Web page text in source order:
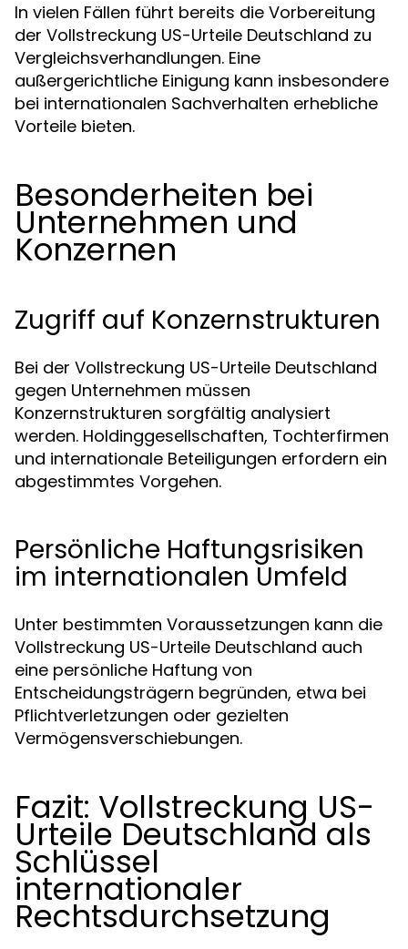
In vielen Fällen führt bereits die Vorbereitung
der Vollstreckung US-Urteile Deutschland zu
Vergleichsverhandlungen. Eine
außergerichtliche Einigung kann insbesondere
bei internationalen Sachverhalten erhebliche
Vorteile bieten.
Besonderheiten bei
Unternehmen und
Konzernen
Zugriff auf Konzernstrukturen
Bei der Vollstreckung US-Urteile Deutschland
gegen Unternehmen müssen
Konzernstrukturen sorgfältig analysiert
werden. Holdinggesellschaften, Tochterfirmen
und internationale Beteiligungen erfordern ein
abgestimmtes Vorgehen.
Persönliche Haftungsrisiken
im internationalen Umfeld
Unter bestimmten Voraussetzungen kann die
Vollstreckung US-Urteile Deutschland auch
eine persönliche Haftung von
Entscheidungsträgern begründen, etwa bei
Pflichtverletzungen oder gezielten
Vermögensverschiebungen.
Fazit: Vollstreckung US-
Urteile Deutschland als
Schlüssel
internationaler
Rechtsdurchsetzung